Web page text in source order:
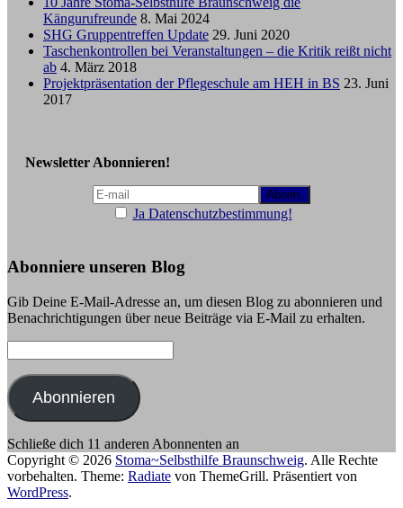
Kängurufreunde 8. Mai 2024
SHG Gruppentreffen Update 29. Juni 2020
Taschenkontrollen bei Veranstaltungen – die Kritik reißt nicht
ab 4. März 2018
Projektpräsentation der Pflegeschule am HEH in BS 23. Juni
2017
Newsletter Abonnieren!
Ja Datenschutzbestimmung!
Abonniere unseren Blog
Gib Deine E-Mail-Adresse an, um diesen Blog zu abonnieren und
Benachrichtigungen über neue Beiträge via E-Mail zu erhalten.
Mail-
Adresse:
Abonnieren
Schließe dich 11 anderen Abonnenten an
Copyright © 2026 Stoma~Selbsthilfe Braunschweig. Alle Rechte
vorbehalten. Theme: Radiate von ThemeGrill. Präsentiert von
WordPress.